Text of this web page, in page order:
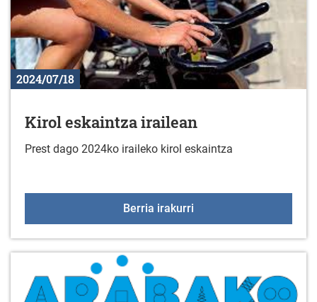
2024/07/18
Kirol eskaintza irailean
Prest dago 2024ko iraileko kirol eskaintza
Berria irakurri